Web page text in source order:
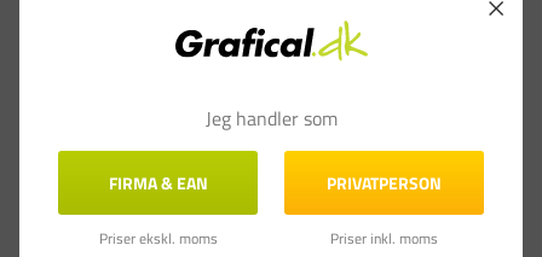
Papirkort - Badgy - 85,6x54mm 0,76mm
Varenummer: EVOCBGCP030W
(DKK 127,20 ekskl. moms)
Læg i kurv
Varenummer: PA-691363
(DKK 279,20 ekskl. moms)
Læg i kurv
Jeg handler som
FIRMA & EAN
Priser ekskl. moms
PRIVATPERSON
Priser inkl. moms